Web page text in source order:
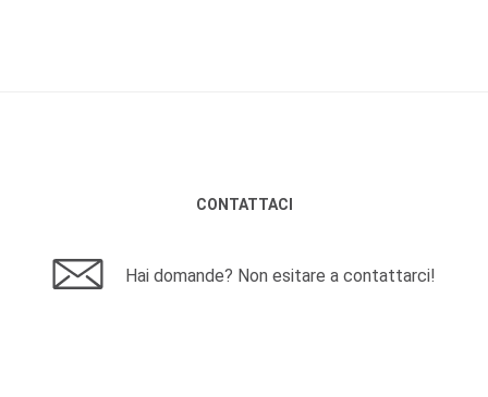
CONTATTACI
Hai domande? Non esitare a contattarci!